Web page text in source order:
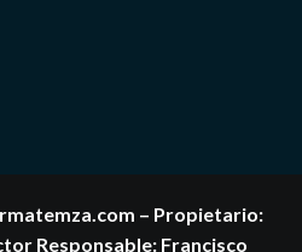
– Propietario:
Responsable: Francisco